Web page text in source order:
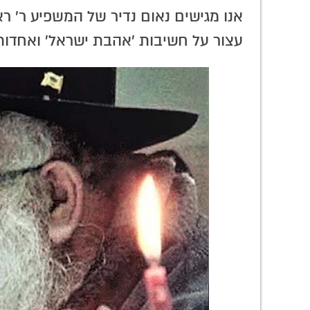
אנו מגישים נאום נדיר של המשפיע ר'
עצור על חשיבות 'אהבת ישראל'
לאש? התוועדות
פנימית' עם הרב
הגה"ח הרב לבקיבקר:
צריך לעבוד